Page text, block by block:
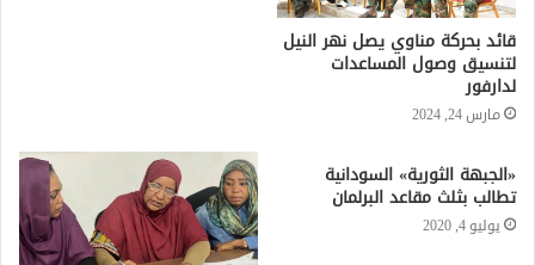
قائد بحركة مناوي يصل نهر النيل
لتنسيق وصول المساعدات
لدارفور
مارس 24, 2024
«الجبهة الثورية» السودانية
تطالب بثلث مقاعد البرلمان
يوليو 4, 2020